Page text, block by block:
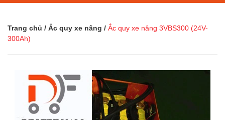
Trang chủ / Ắc quy xe nâng / Ắc quy xe nâng 3VBS300 (24V-
300Ah)